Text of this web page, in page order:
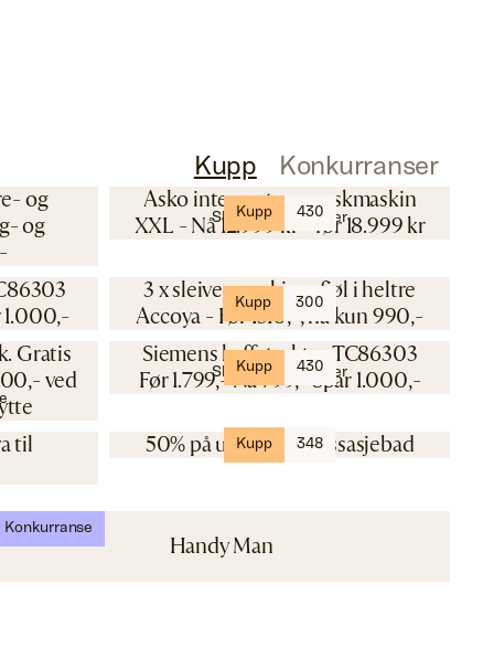
Kupp Konkurranser
og
og
Kupp 430
Asko integrert oppvaskmaskin
XXL - Nå 12.999 kr - før 18.999 kr
Skousen Hvitevarer
1.000,-
Kupp 300
3 x sleiver og skjærefjøl i heltre
Accoya - Før 1310,-, nå kun 990,-
Jærfjøla
Gratis
ved
Kupp 430
Siemens kaffetrakter TC86303
Før 1.799,- Nå 799,- Spar 1.000,-
Skousen Hvitevarer
til
Kupp 348
50% på utendørs massasjebad
Bad og Fritid
Konkurranse
Handy Man